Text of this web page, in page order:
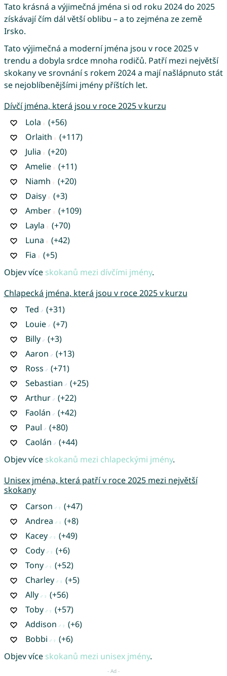
Tato krásná a výjimečná jména si od roku 2024 do 2025
získávají čím dál větší oblibu – a to zejména ze země
Irsko.
Tato výjimečná a moderní jména jsou v roce 2025 v
trendu a dobyla srdce mnoha rodičů. Patří mezi největší
skokany ve srovnání s rokem 2024 a mají našlápnuto stát
se nejoblíbenějšími jmény příštích let.
Dívčí jména, která jsou v roce 2025 v kurzu
Lola
(+56)
Orlaith
(+117)
Julia
(+20)
Amelie
(+11)
Niamh
(+20)
Daisy
(+3)
Amber
(+109)
Layla
(+70)
Luna
(+42)
Fia
(+5)
Objev více skokanů mezi dívčími jmény.
Chlapecká jména, která jsou v roce 2025 v kurzu
Ted
(+31)
Louie
(+7)
Billy
(+3)
Aaron
(+13)
Ross
(+71)
Sebastian
(+25)
Arthur
(+22)
Faolán
(+42)
Paul
(+80)
Caolán
(+44)
Objev více skokanů mezi chlapeckými jmény.
Unisex jména, která patří v roce 2025 mezi největší
skokany
Carson
(+47)
Andrea
(+8)
Kacey
(+49)
Cody
(+6)
Tony
(+52)
Charley
(+5)
Ally
(+56)
Toby
(+57)
Addison
(+6)
Bobbi
(+6)
Objev více skokanů mezi unisex jmény.